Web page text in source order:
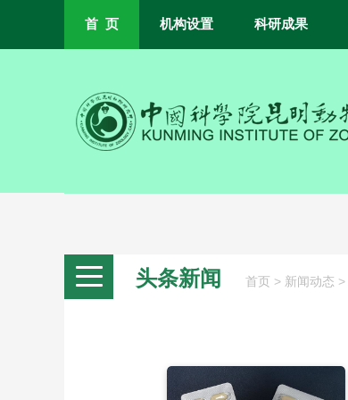
首 页 机构设置 科研成果
头条新闻 首页 > 新闻动态 >